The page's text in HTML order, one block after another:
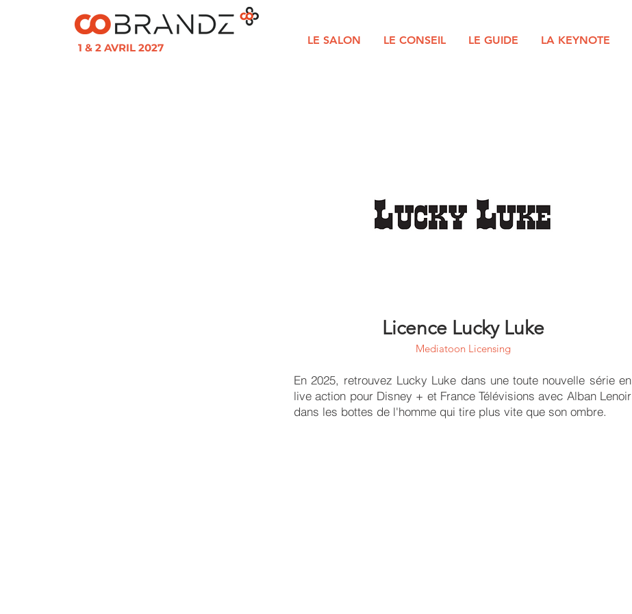
1 & 2 AVRIL 2027
LE SALON LE CONSEIL LE GUIDE LA KEYNOTE
Licence Lucky Luke
Mediatoon Licensing
En 2025, retrouvez Lucky Luke dans une toute nouvelle série en
live action pour Disney + et France Télévisions avec Alban Lenoir
dans les bottes de l'homme qui tire plus vite que son ombre.